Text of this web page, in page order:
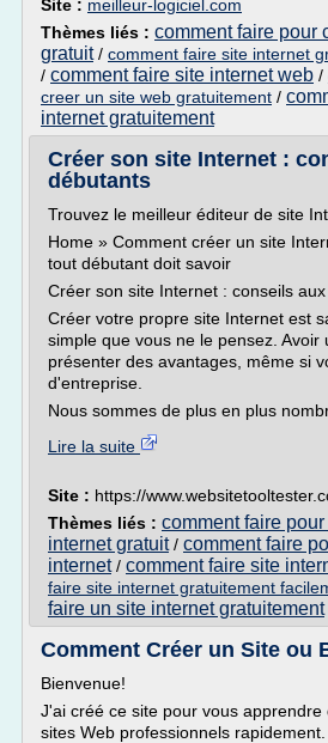
Site : meilleur-logiciel.com
Thèmes liés : comment faire pour
gratuit/ comment faire site internet
/ comment faire site internet web /
creer un site web gratuitement /
internet gratuitement
Créer son site Internet :
débutants
Trouvez le meilleur éditeur de site
Home » Comment créer un site
tout débutant doit savoir
Créer son site Internet : conseils
Créer votre propre site Internet est
simple que vous ne le pensez. Avoir
présenter des avantages, même si
d'entreprise.
Nous sommes de plus en plus
Lire la suite
Site : https://
Thèmes liés : comment faire
internet gratuit/ comment faire
internet/ comment faire site
faire site internet gratuitement
faire un site internet gratuitement
Comment Créer un Site ou
Bienvenue!
J'ai créé ce site pour vous
sites Web professionnels rapidement.